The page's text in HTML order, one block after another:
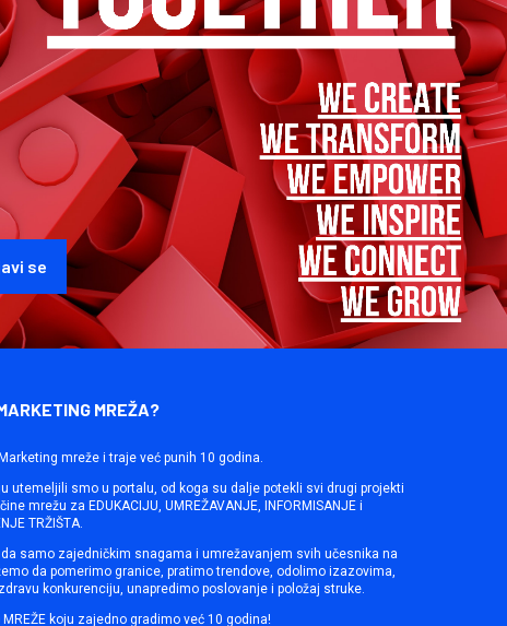
MREŽA?
mreže i traje već punih 10 godina.
utemeljili smo u portalu, od koga su dalje potekli svi drugi projekti
mrežu za EDUKACIJU, UMREŽAVANJE, INFORMISANJE i
TRŽIŠTA.
samo zajedničkim snagama i umrežavanjem svih učesnika na
da pomerimo granice, pratimo trendove, odolimo izazovima,
konkurenciju, unapredimo poslovanje i položaj struke.
MREŽE koju zajedno gradimo već 10 godina!